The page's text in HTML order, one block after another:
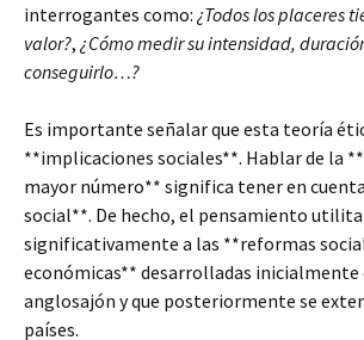
interrogantes como: ¿Todos los placeres
valor?, ¿Cómo medir su intensidad,
conseguirlo…?
Es importante señalar que esta teoría
**implicaciones sociales**. Hablar de la
mayor número** significa tener en
social**. De hecho, el pensamiento
significativamente a las **reformas
económicas** desarrolladas inicialmente
anglosajón y que posteriormente se
países.